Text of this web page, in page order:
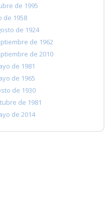
de 1995
de 1958
de 1924
de 1962
de 2010
de 1981
de 1965
de 1930
de 1981
de 2014